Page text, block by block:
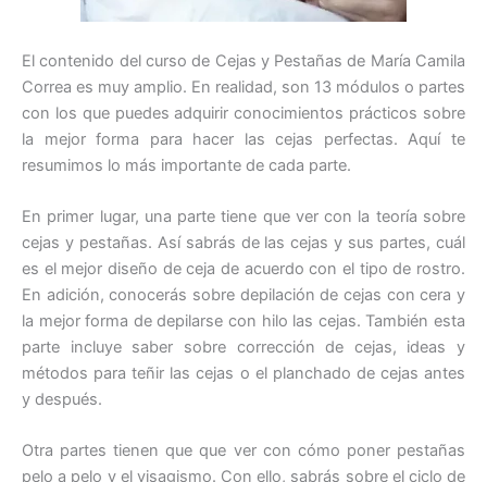
El contenido del curso de Cejas y Pestañas de María Camila
Correa es muy amplio. En realidad, son 13 módulos o partes
con los que puedes adquirir conocimientos prácticos sobre
la mejor forma para hacer las cejas perfectas. Aquí te
resumimos lo más importante de cada parte.
En primer lugar, una parte tiene que ver con la teoría sobre
cejas y pestañas. Así sabrás de las cejas y sus partes, cuál
es el mejor diseño de ceja de acuerdo con el tipo de rostro.
En adición, conocerás sobre depilación de cejas con cera y
la mejor forma de depilarse con hilo las cejas. También esta
parte incluye saber sobre corrección de cejas, ideas y
métodos para teñir las cejas o el planchado de cejas antes
y después.
Otra partes tienen que que ver con cómo poner pestañas
pelo a pelo y el visagismo. Con ello, sabrás sobre el ciclo de